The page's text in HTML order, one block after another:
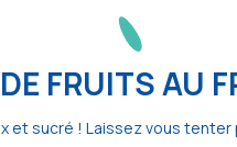
FRUITS AU
et sucré ! Laissez vous tenter